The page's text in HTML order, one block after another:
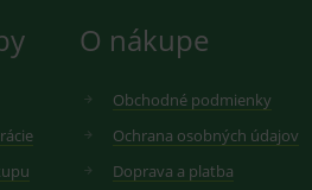
O nákupe
Obchodné podmienky
Ochrana osobných údajov
Doprava a platba